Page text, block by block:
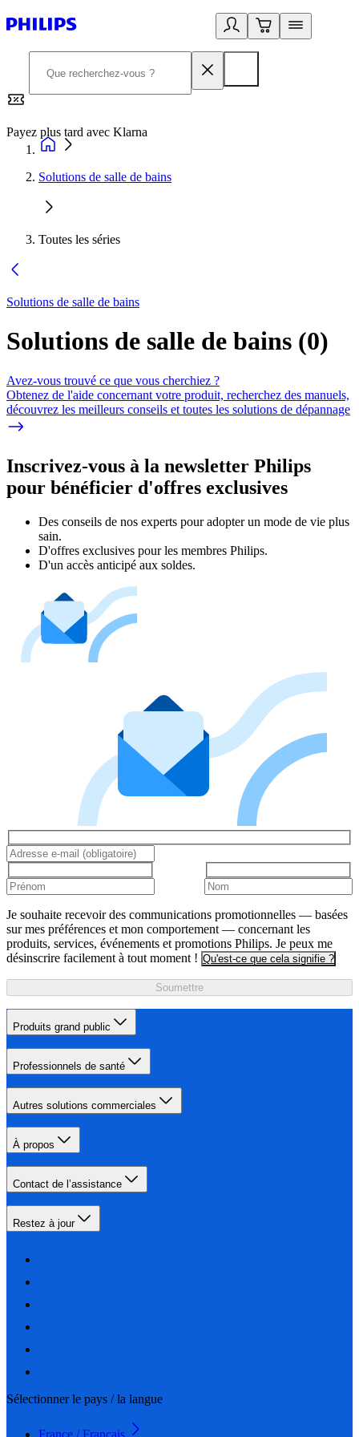
Payez plus tard avec Klarna
Solutions de salle de bains
Toutes les séries
Solutions de salle de bains
Solutions de salle de bains (0)
Avez-vous trouvé ce que vous cherchiez ?
Obtenez de l'aide concernant votre produit, recherchez des manuels,
découvrez les meilleurs conseils et toutes les solutions de dépannage
Inscrivez-vous à la newsletter Philips
pour bénéficier d'offres exclusives
Des conseils de nos experts pour adopter un mode de vie plus
sain.
D'offres exclusives pour les membres Philips.
D'un accès anticipé aux soldes.
Je souhaite recevoir des communications promotionnelles — basées
sur mes préférences et mon comportement — concernant les
produits, services, événements et promotions Philips. Je peux me
désinscrire facilement à tout moment ! Qu'est-ce que cela signifie ?
Soumettre
Produits grand public
Professionnels de santé
Autres solutions commerciales
À propos
Contact de l’assistance
Restez à jour
Sélectionner le pays / la langue
France / Français